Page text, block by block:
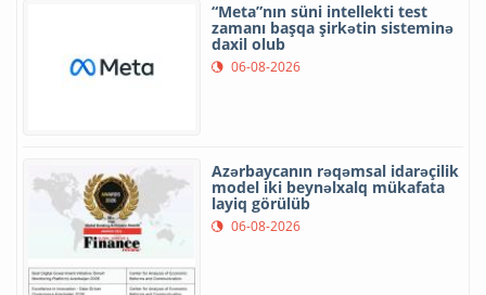
“Meta”nın süni intellekti test
zamanı başqa şirkətin sisteminə
daxil olub
06-08-2026
Azərbaycanın rəqəmsal idarəçilik
model iki beynəlxalq mükafata
layiq görülüb
06-08-2026